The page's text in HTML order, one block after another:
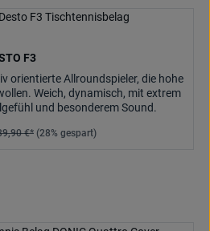
F3
orientierte Allroundspieler, die hohe
Weich, dynamisch, mit extrem
und besonderem Sound.
€* (28% gespart)